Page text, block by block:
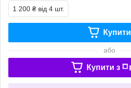
1 200 ₴ від 4 шт.
Купити
або
Купити з